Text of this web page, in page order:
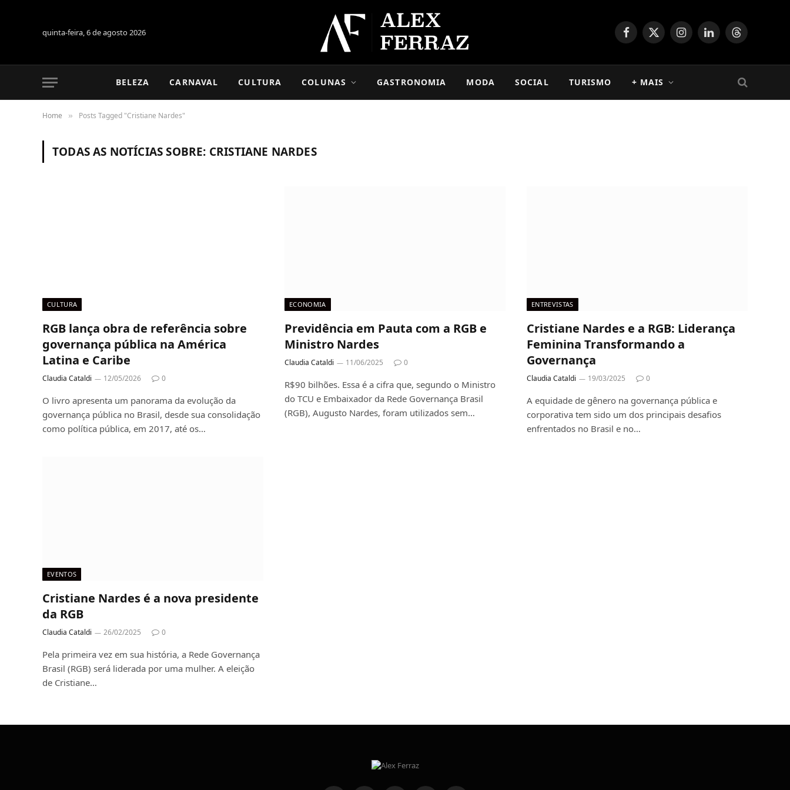
quinta-feira, 6 de agosto 2026 Facebook
X
InstagramLinkedInThreads
BELEZA CARNAVAL CULTURA COLUNAS GASTRONOMIA MODA SOCIAL TURISMO + MAIS
Home » Posts Tagged "Cristiane Nardes"
TODAS AS NOTÍCIAS SOBRE: CRISTIANE NARDES
CULTURA
RGB lança obra de referência sobre
governança pública na América
Latina e Caribe
Claudia Cataldi 12/05/2026 0
O livro apresenta um panorama da evolução da
governança pública no Brasil, desde sua consolidação
como política pública, em 2017, até os…
ECONOMIA
Previdência em Pauta com a RGB e
Ministro Nardes
Claudia Cataldi 11/06/2025 0
R$90 bilhões. Essa é a cifra que, segundo o Ministro
do TCU e Embaixador da Rede Governança Brasil
(RGB), Augusto Nardes, foram utilizados sem…
ENTREVISTAS
Cristiane Nardes e a RGB: Liderança
Feminina Transformando a
Governança
Claudia Cataldi 19/03/2025 0
A equidade de gênero na governança pública e
corporativa tem sido um dos principais desafios
enfrentados no Brasil e no…
EVENTOS
Cristiane Nardes é a nova presidente
da RGB
Claudia Cataldi 26/02/2025 0
Pela primeira vez em sua história, a Rede Governança
Brasil (RGB) será liderada por uma mulher. A eleição
de Cristiane…